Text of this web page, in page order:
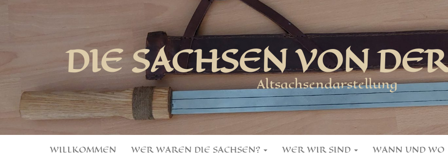
DIE SACHSEN VON
Altsachsendarstellung
WILLKOMMEN WER WAREN DIE SACHSEN? WER WIR SIND WANN UND WO